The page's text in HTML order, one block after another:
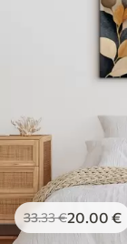
33.33€20.00 €